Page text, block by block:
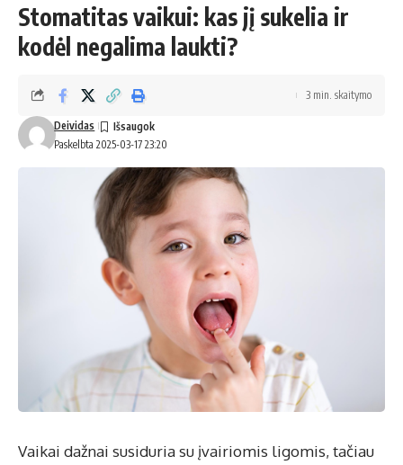
Stomatitas vaikui: kas jį sukelia ir
kodėl negalima laukti?
Paskelbta 2025-03-17 23:20
Deividas
3 min. skaitymo
Vaikai dažnai susiduria su įvairiomis ligomis, tačiau